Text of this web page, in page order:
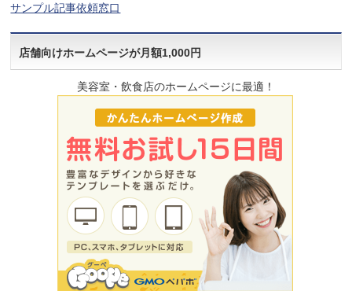
サンプル記事依頼窓口
店舗向けホームページが月額1,000円
美容室・飲食店のホームページに最適！